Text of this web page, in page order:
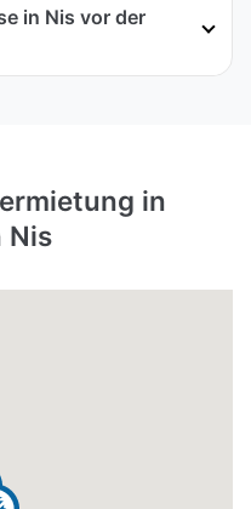
in Nis vor der
in
Nis